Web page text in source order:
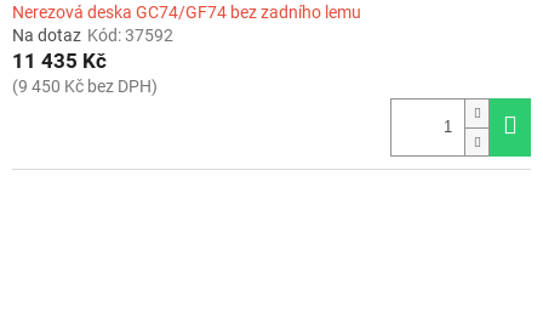
Nerezová deska GC74/GF74 bez zadního lemu
Na dotaz Kód:37592
11 435 Kč
(9 450 Kč bez DPH)